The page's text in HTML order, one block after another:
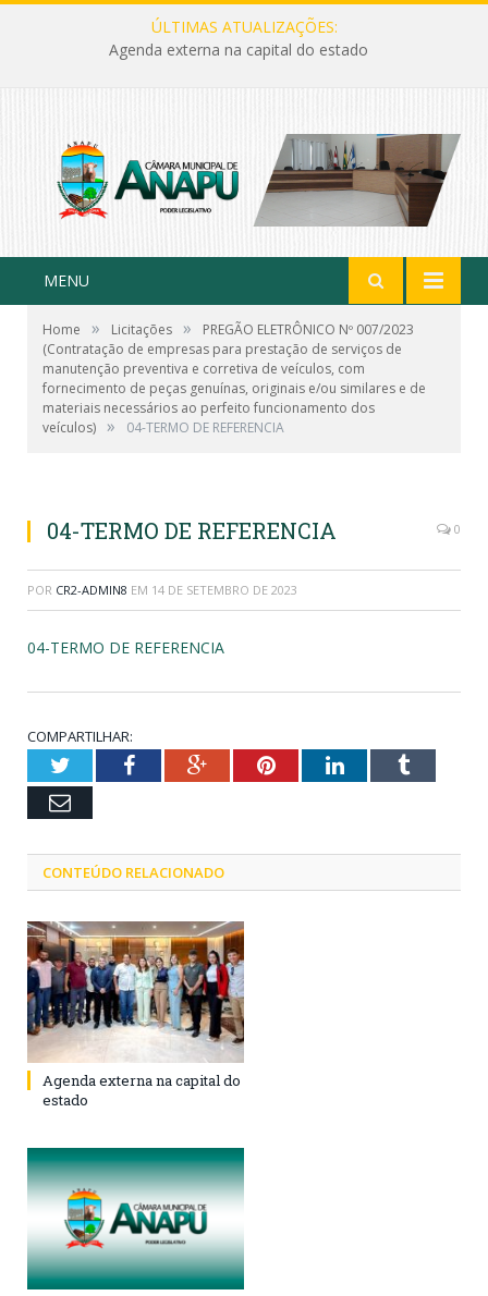
ÚLTIMAS ATUALIZAÇÕES:
Agenda externa na capital do estado
MENU
Home » Licitações »
PREGÃO ELETRÔNICO Nº 007/2023
(Contratação de empresas para prestação de serviços de
manutenção preventiva e corretiva de veículos, com
fornecimento de peças genuínas, originais e/ou similares e de
materiais necessários ao perfeito funcionamento dos
veículos) » 04-TERMO DE REFERENCIA
04-TERMO DE REFERENCIA 0
POR CR2-ADMIN8 EM 14 DE SETEMBRO DE 2023
04-TERMO DE REFERENCIA
COMPARTILHAR:
TwitterFacebookGoogle+PinterestLinkedInTumblr
Email
CONTEÚDO RELACIONADO
Agenda externa na capital do
estado